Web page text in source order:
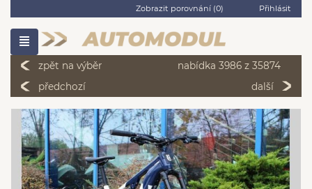
Zobrazit porovnání (0) Přihlásit
zpět na výběr
nabídka 3986 z 35874
předchozí
další